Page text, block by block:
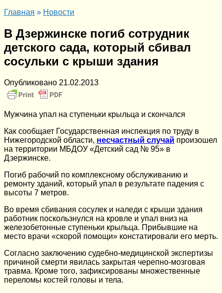
Главная » Новости
В Дзержинске погиб сотрудник
детского сада, который сбивал
сосульки с крыши здания
Опубликовано 21.02.2013
Мужчина упал на ступеньки крыльца и скончался
Как сообщает Государственная инспекция по труду в
Нижегородской области, несчастный случай произошел
на территории МБДОУ «Детский сад № 95» в
Дзержинске.
Погиб рабочий по комплексному обслуживанию и
ремонту зданий, который упал в результате падения с
высоты 7 метров.
Во время сбивания сосулек и наледи с крыши здания
работник поскользнулся на кровле и упал вниз на
железобетонные ступеньки крыльца. Прибывшие на
место врачи «скорой помощи» констатировали его мерть.
Согласно заключению судебно-медицинской экспертизы
причиной смерти явилась закрытая черепно-мозговая
травма. Кроме того, зафиксированы множественные
переломы костей головы и тела.